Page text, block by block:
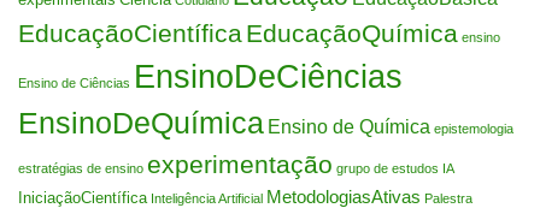
EducaçãoCientíficaEducaçãoQuímica ensino
Ensino de Ciências EnsinoDeCiências
EnsinoDeQuímica Ensino de Química epistemologia
estratégias de ensino experimentação grupo de estudos IA
IniciaçãoCientífica Inteligência Artificial MetodologiasAtivas Palestra